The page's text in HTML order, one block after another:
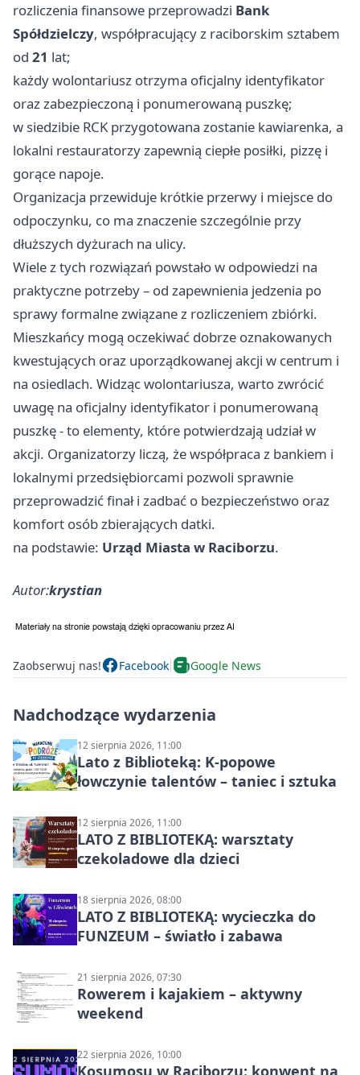
rozliczenia finansowe przeprowadzi Bank
Spółdzielczy, współpracujący z raciborskim sztabem
od 21 lat;
każdy wolontariusz otrzyma oficjalny identyfikator
oraz zabezpieczoną i ponumerowaną puszkę;
w siedzibie RCK przygotowana zostanie kawiarenka, a
lokalni restauratorzy zapewnią ciepłe posiłki, pizzę i
gorące napoje.
Organizacja przewiduje krótkie przerwy i miejsce do
odpoczynku, co ma znaczenie szczególnie przy
dłuższych dyżurach na ulicy.
Wiele z tych rozwiązań powstało w odpowiedzi na
praktyczne potrzeby – od zapewnienia jedzenia po
sprawy formalne związane z rozliczeniem zbiórki.
Mieszkańcy mogą oczekiwać dobrze oznakowanych
kwestujących oraz uporządkowanej akcji w centrum i
na osiedlach. Widząc wolontariusza, warto zwrócić
uwagę na oficjalny identyfikator i ponumerowaną
puszkę - to elementy, które potwierdzają udział w
akcji. Organizatorzy liczą, że współpraca z bankiem i
lokalnymi przedsiębiorcami pozwoli sprawnie
przeprowadzić finał i zadbać o bezpieczeństwo oraz
komfort osób zbierających datki.
na podstawie: Urząd Miasta w Raciborzu.
Autor:krystian
Zaobserwuj nas! Facebook Google News
Nadchodzące wydarzenia
12 sierpnia 2026, 11:00
Lato z Biblioteką: K-popowe
łowczynie talentów – taniec i sztuka
12 sierpnia 2026, 11:00
LATO Z BIBLIOTEKĄ: warsztaty
czekoladowe dla dzieci
18 sierpnia 2026, 08:00
LATO Z BIBLIOTEKĄ: wycieczka do
FUNZEUM – światło i zabawa
21 sierpnia 2026, 07:30
Rowerem i kajakiem – aktywny
weekend
22 sierpnia 2026, 10:00
Kosumosu w Raciborzu: konwent na